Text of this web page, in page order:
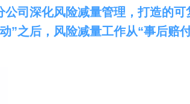
司深化风险减量管理 ， 打造的可
”之后， 风险减量工作从“事后赔